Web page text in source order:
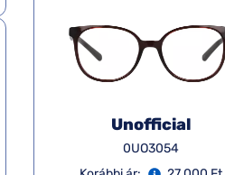
Unofficial
0UO3054